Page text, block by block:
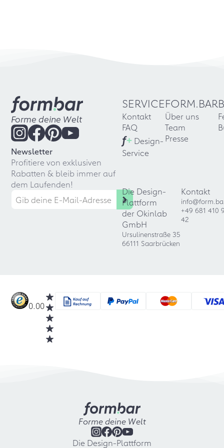
Forme deine Welt
Newsletter
Profitiere von exklusiven
Rabatten & bleib immer auf
dem Laufenden!
SERVICE
Kontakt
FAQ
f+ Design-
Service
FORM.BAR
Über uns
Team
Presse
Die Design-
Plattform
der Okinlab
GmbH
Ursulinenstraße 35
66111 Saarbrücken
Kontakt
+49 681 410
42
0.00
Forme deine Welt
Die Design-Plattform